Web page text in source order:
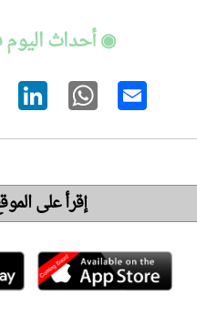
◉ أحداث اليوم
إقرأ على